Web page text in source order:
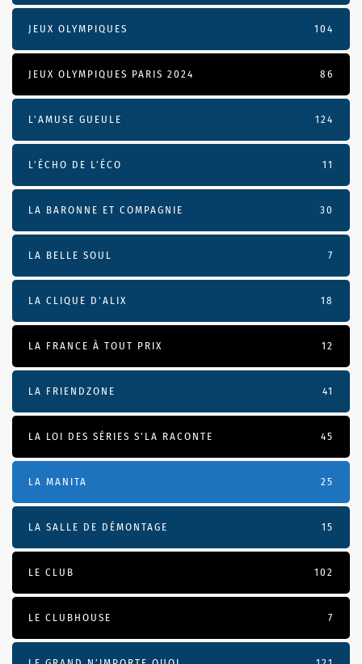
JEUX OLYMPIQUES 104
JEUX OLYMPIQUES PARIS 2024 86
L'AMUSE GUEULE 124
L’ÉCHO DE L’ÉCO 11
LA BARONNE ET COMPAGNIE 30
LA BELLE SOUL 7
LA CLIQUE D'ALIX 18
LA FRANCE À TOUT PRIX 12
LA FRIENDZONE 41
LA LOI DES SÉRIES S'LA RACONTE 45
LA MANITA 25
LA SALLE DE DÉMONTAGE 15
LE CLUB 102
LE CLUBHOUSE 7